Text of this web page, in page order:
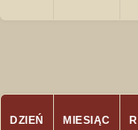
DZIEŃ MIESIĄC